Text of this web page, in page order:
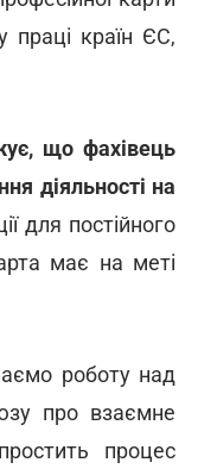
праці країн ЄС,
що фахівець
діяльності на
для постійного
має на меті
роботу над
про взаємне
процес